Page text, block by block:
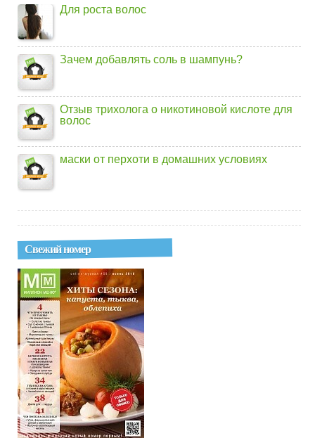
Для роста волос
Зачем добавлять соль в шампунь?
Отзыв трихолога о никотиновой кислоте для
волос
маски от перхоти в домашних условиях
Свежий номер